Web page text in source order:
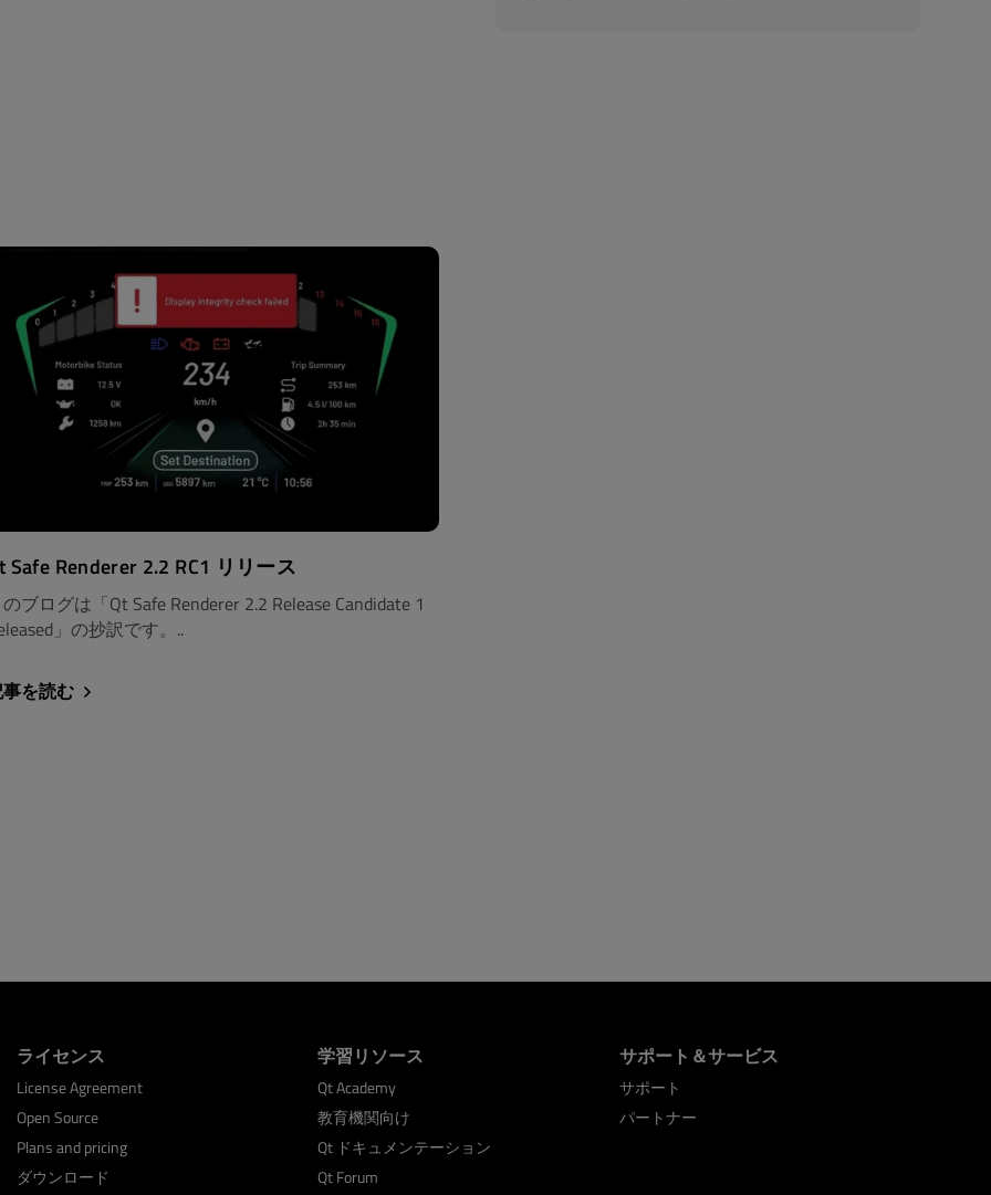
Safe Renderer 2.2 RC1 リリース
ブログは「Qt Safe Renderer 2.2 Release Candidate 1
」の抄訳です。..
を読む
ライセンス
License Agreement
Open Source
Plans and pricing
ダウンロード
学習リソース
Qt Academy
教育機関向け
Qt ドキュメンテーション
Qt Forum
サポート＆サービス
サポート
パートナー